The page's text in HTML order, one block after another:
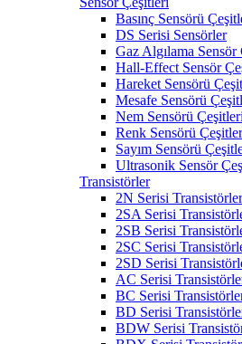
Basınç Sensörü
DS Serisi Sensörler
Gaz Algılama Sensör
Hall-Effect Sensör
Hareket Sensörü
Mesafe Sensörü
Nem Sensörü Çeşitleri
Renk Sensörü
Sayım Sensörü
Ultrasonik Sensör
Transistörler
2N Serisi Transistörler
2SA Serisi
2SB Serisi
2SC Serisi
2SD Serisi
AC Serisi
BC Serisi
BD Serisi
BDW Serisi